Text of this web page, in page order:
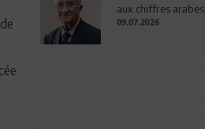
aux chiffres arabes
09.07.2026